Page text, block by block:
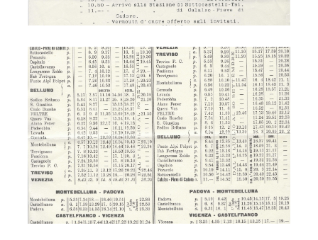
Ferrovia - inaugurazione